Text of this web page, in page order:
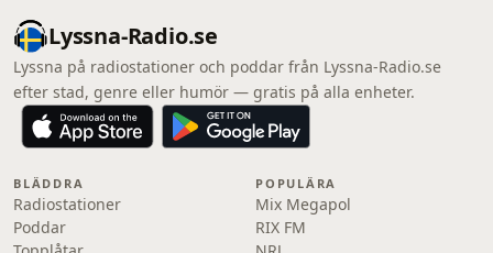
Lyssna-Radio.se
Lyssna på radiostationer och poddar från Lyssna-Radio.se
efter stad, genre eller humör — gratis på alla enheter.
BLÄDDRA
Radiostationer
Poddar
POPULÄRA
Mix Megapol
RIX FM